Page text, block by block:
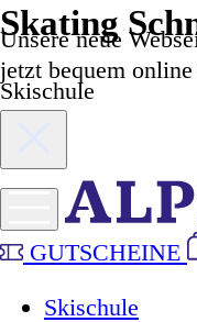
Unsere neue
jetzt bequem
GUTSCHEINE
Skischule
Skating
Skischule